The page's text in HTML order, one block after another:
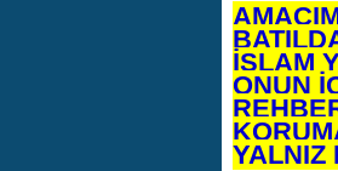
İSLAM
ONUN
YALNIZ